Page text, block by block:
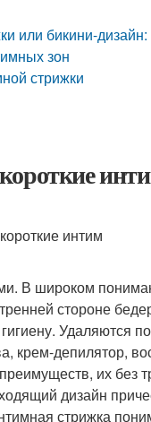
или бикини-
зон
стрижки
В широком
стороне
Удаляются
крем-депилятор,
их без
дизайн
стрижка